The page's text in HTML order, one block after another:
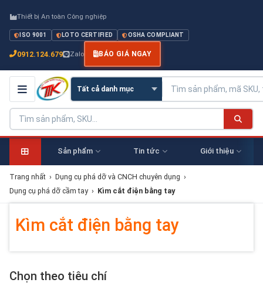
Thiết bị An toàn Công nghiệp
ISO 9001 LOTO CERTIFIED OSHA COMPLIANT
0912.124.679 Zalo BÁO GIÁ NGAY
Sản phẩm Tin tức Giới thiệu
Trang nhất › Dụng cụ phá dỡ và CNCH chuyên dụng ›
Dụng cụ phá dỡ cầm tay › Kìm cắt điện bằng tay
Kìm cắt điện bằng tay
Chọn theo tiêu chí